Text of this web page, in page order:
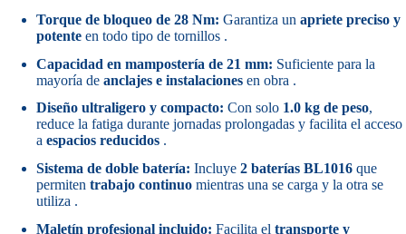
Torque de bloqueo de 28 Nm: Garantiza un apriete preciso y
potente en todo tipo de tornillos .
Capacidad en mampostería de 21 mm: Suficiente para la
mayoría de anclajes e instalaciones en obra .
Diseño ultraligero y compacto: Con solo 1.0 kg de peso,
reduce la fatiga durante jornadas prolongadas y facilita el acceso
a espacios reducidos .
Sistema de doble batería: Incluye 2 baterías BL1016 que
permiten trabajo continuo mientras una se carga y la otra se
utiliza .
Maletín profesional incluido: Facilita el transporte y